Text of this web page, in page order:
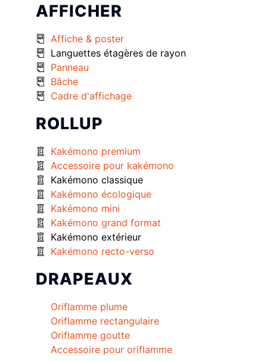
AFFICHER
Affiche & poster
Languettes étagères de rayon
Panneau
Bâche
Cadre d'affichage
ROLLUP
Kakémono premium
Accessoire pour kakémono
Kakémono classique
Kakémono écologique
Kakémono mini
Kakémono grand format
Kakémono extérieur
Kakémono recto-verso
DRAPEAUX
Oriflamme plume
Oriflamme rectangulaire
Oriflamme goutte
Accessoire pour oriflamme